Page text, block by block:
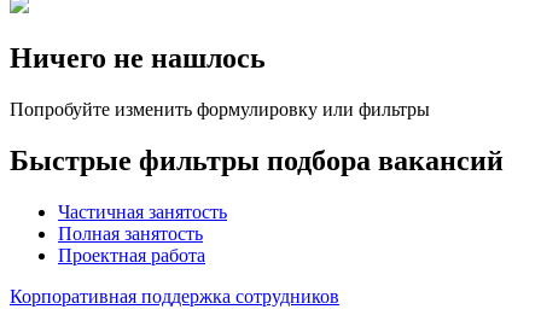
Ничего не нашлось
Попробуйте изменить формулировку или фильтры
Быстрые фильтры подбора вакансий
Частичная занятость
Полная занятость
Проектная работа
Корпоративная поддержка сотрудников